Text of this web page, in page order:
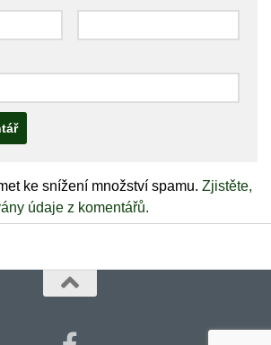
ke snížení množství spamu. Zjistěte,
údaje z komentářů.